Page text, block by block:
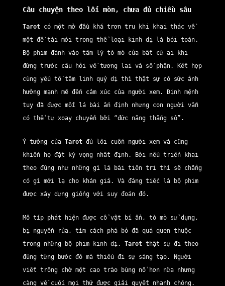
Câu chuyện theo lối mòn, chưa đủ chiều sâu
Tarot có một mở đầu khá trơn tru khi khai thác về
một đề tài mới trong thể loại kinh dị là bói toán.
Bộ phim đánh vào tâm lý tò mò của bất cứ ai khi
đứng trước câu hỏi về tương lai và số phận. Kết hợp
cùng yếu tố tâm linh quỷ dị thì thật sự có sức ảnh
hưởng mạnh mẽ đến cảm xúc của người xem. Định mệnh
tuy đã được mỗi lá bài ấn định nhưng con người vẫn
có thể tự xoay chuyển bởi “đức năng thắng số”.
Ý tưởng của Tarot đủ lôi cuốn người xem và cũng
khiến họ đặt kỳ vọng nhất định. Bởi nếu triển khai
theo đúng như những gì lá bài tiên tri thì sẽ chẳng
có gì mới lạ cho khán giả. Và đáng tiếc là bộ phim
được xây dựng giống với suy đoán đó.
Mô típ phát hiện được cổ vật bí ẩn, tò mò sử dụng,
bị nguyền rủa, tìm cách phá bỏ đã quá quen thuộc
trong những bộ phim kinh dị. Tarot thật sự đi theo
đúng từng bước đó mà thiếu đi sự sáng tạo. Người
viết trông chờ một cao trào bùng nổ hơn nữa nhưng
càng về cuối mọi thứ được giải quyết nhanh chóng.